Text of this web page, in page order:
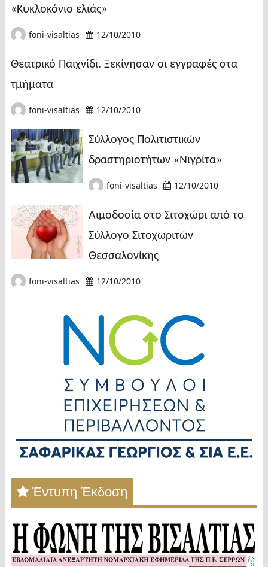
«Κυκλοκόνιο ελιάς»
foni-visaltias 12/10/2010
Θεατρικό Παιχνίδι. Ξεκίνησαν οι εγγραφές στα
τμήματα
foni-visaltias 12/10/2010
Σύλλογος Πολιτιστικών
δραστηριοτήτων «Νιγρίτα»
foni-visaltias 12/10/2010
Αιμοδοσία στο Σιτοχώρι από το
Σύλλογο Σιτοχωριτών
Θεσσαλονίκης
foni-visaltias 12/10/2010
Έντυπη Έκδοση